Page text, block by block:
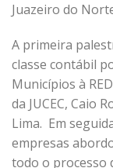
Juazeiro do
A primeira
classe contábil
Municípios à
da JUCEC, Caio
Lima. Em
empresas
todo o processo